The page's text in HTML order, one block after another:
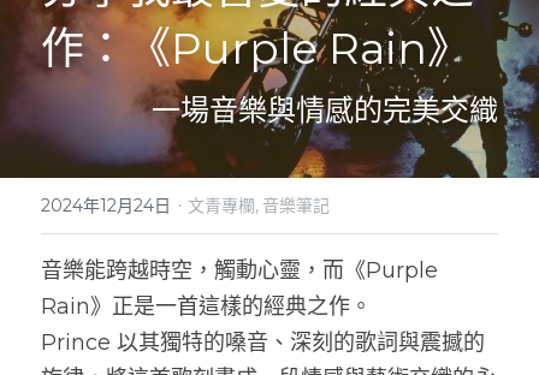
電腦職人｜東東嚴選
理財致富｜陪伴服務
胖多米手機LINE社群
登錄
實體門市
作：《Purple Rain》
一場音樂與情感的完美交織
2024年12月24日 · 文青專欄, 音樂筆記
音樂能跨越時空，觸動心靈，而《Purple
Rain》正是一首這樣的經典之作。
Prince 以其獨特的嗓音、深刻的歌詞與震撼的